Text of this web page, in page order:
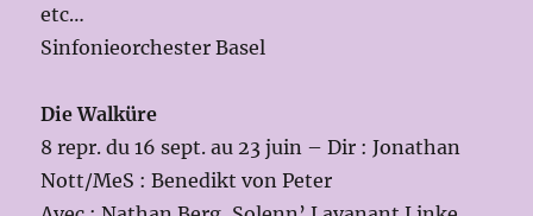
etc…
Sinfonieorchester Basel
Die Walküre
8 repr. du 16 sept. au 23 juin – Dir : Jonathan
Nott/MeS : Benedikt von Peter